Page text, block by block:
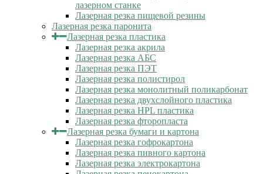
лазерном станке
Лазерная резка пищевой резины
Лазерная резка паронита
Лазерная резка пластика
Лазерная резка акрила
Лазерная резка АБС
Лазерная резка ПЭТ
Лазерная резка полистирол
Лазерная резка монолитный поликарбонат
Лазерная резка двухслойного пластика
Лазерная резка HPL пластика
Лазерная резка фторопласта
Лазерная резка бумаги и картона
Лазерная резка гофрокартона
Лазерная резка пивного картона
Лазерная резка электрокартона